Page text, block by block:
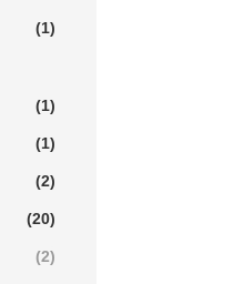
(1)
(1)
(1)
(2)
(20)
(2)